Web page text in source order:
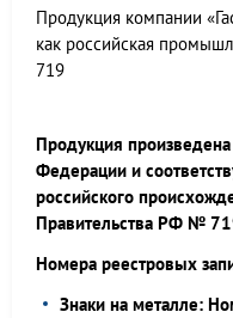
Продукция компании
как российская
719
Продукция
Федерации и
российского
Правительства РФ №
Номера реестровых
Знаки на металле: